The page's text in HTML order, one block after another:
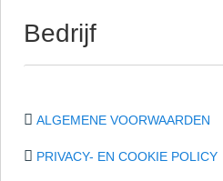
Bedrijf
ALGEMENE VOORWAARDEN
PRIVACY- EN COOKIE POLICY